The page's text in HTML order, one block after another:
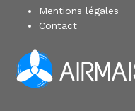
Mentions légales
Contact